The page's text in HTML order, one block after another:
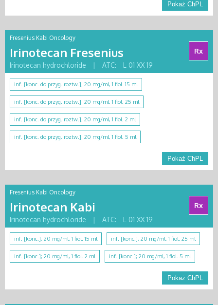
Pokaż ChPL
Fresenius Kabi Oncology
Irinotecan Fresenius
Rx
Irinotecan hydrochloride
| ATC: L 01 XX 19
inf. [konc. do przyg. roztw.]; 20 mg/ml, 1 fiol. 15 ml
inf. [konc. do przyg. roztw.]; 20 mg/ml, 1 fiol. 25 ml
inf. [konc. do przyg. roztw.]; 20 mg/ml, 1 fiol. 2 ml
inf. [konc. do przyg. roztw.]; 20 mg/ml, 1 fiol. 5 ml
Pokaż ChPL
Fresenius Kabi Oncology
Irinotecan Kabi
Rx
Irinotecan hydrochloride
| ATC: L 01 XX 19
inf. [konc.]; 20 mg/ml, 1 fiol. 15 ml inf. [konc.]; 20 mg/ml, 1 fiol. 25 ml
inf. [konc.]; 20 mg/ml, 1 fiol. 2 ml inf. [konc.]; 20 mg/ml, 1 fiol. 5 ml
Pokaż ChPL